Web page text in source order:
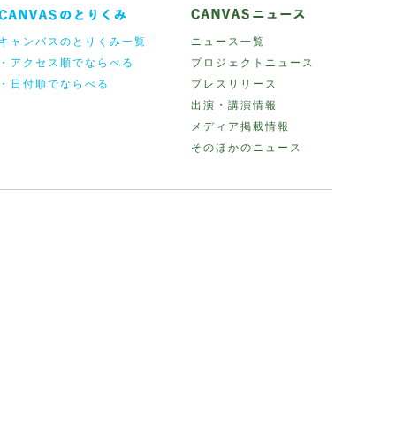
ャンバスのとりくみ一覧
アクセス順でならべる
日付順でならべる
ニュース一覧
プロジェクトニュース
プレスリリース
出演・講演情報
メディア掲載情報
そのほかのニュース